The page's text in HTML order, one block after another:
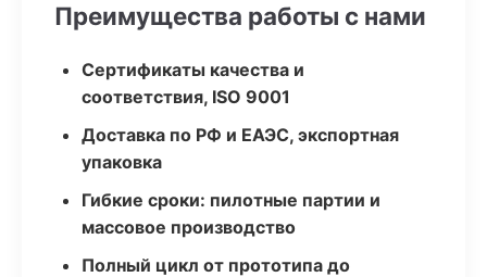
Преимущества работы с нами
Сертификаты качества и
соответствия, ISO 9001
Доставка по РФ и ЕАЭС, экспортная
упаковка
Гибкие сроки: пилотные партии и
массовое производство
Полный цикл от прототипа до